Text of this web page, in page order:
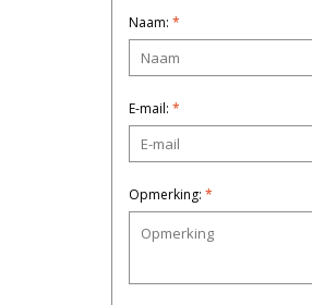
Naam: *
E-mail: *
Opmerking: *